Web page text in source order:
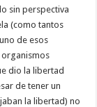
sin perspectiva
(como tantos
de esos
organismos
dio la libertad
de tener un
la libertad) no